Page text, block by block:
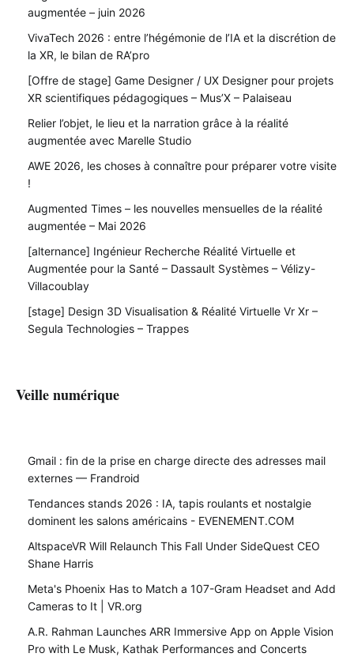
augmentée – juin 2026
VivaTech 2026 : entre l’hégémonie de l’IA et la discrétion de
la XR, le bilan de RA’pro
[Offre de stage] Game Designer / UX Designer pour projets
XR scientifiques pédagogiques – Mus’X – Palaiseau
Relier l’objet, le lieu et la narration grâce à la réalité
augmentée avec Marelle Studio
AWE 2026, les choses à connaître pour préparer votre visite
!
Augmented Times – les nouvelles mensuelles de la réalité
augmentée – Mai 2026
[alternance] Ingénieur Recherche Réalité Virtuelle et
Augmentée pour la Santé – Dassault Systèmes – Vélizy-
Villacoublay
[stage] Design 3D Visualisation & Réalité Virtuelle Vr Xr –
Segula Technologies – Trappes
Veille numérique
Gmail : fin de la prise en charge directe des adresses mail
externes — Frandroid
Tendances stands 2026 : IA, tapis roulants et nostalgie
dominent les salons américains - EVENEMENT.COM
AltspaceVR Will Relaunch This Fall Under SideQuest CEO
Shane Harris
Meta's Phoenix Has to Match a 107-Gram Headset and Add
Cameras to It | VR.org
A.R. Rahman Launches ARR Immersive App on Apple Vision
Pro with Le Musk, Kathak Performances and Concerts